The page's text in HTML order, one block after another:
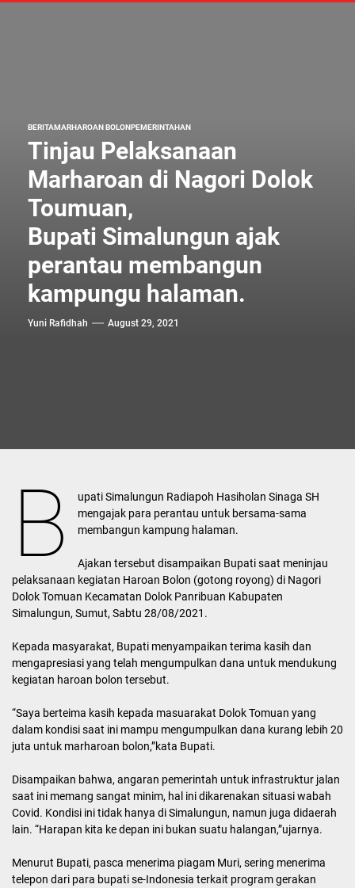
BERITAMARHAROAN BOLONPEMERINTAHAN
Tinjau Pelaksanaan
Marharoan di Nagori Dolok
Toumuan,
Bupati Simalungun ajak
perantau membangun
kampungu halaman.
Yuni Rafidhah August 29, 2021
B
upati Simalungun Radiapoh Hasiholan Sinaga SH
mengajak para perantau untuk bersama-sama
membangun kampung halaman.
Ajakan tersebut disampaikan Bupati saat meninjau
pelaksanaan kegiatan Haroan Bolon (gotong royong) di Nagori
Dolok Tomuan Kecamatan Dolok Panribuan Kabupaten
Simalungun, Sumut, Sabtu 28/08/2021.
Kepada masyarakat, Bupati menyampaikan terima kasih dan
mengapresiasi yang telah mengumpulkan dana untuk mendukung
kegiatan haroan bolon tersebut.
“Saya berteima kasih kepada masuarakat Dolok Tomuan yang
dalam kondisi saat ini mampu mengumpulkan dana kurang lebih 20
juta untuk marharoan bolon,”kata Bupati.
Disampaikan bahwa, angaran pemerintah untuk infrastruktur jalan
saat ini memang sangat minim, hal ini dikarenakan situasi wabah
Covid. Kondisi ini tidak hanya di Simalungun, namun juga didaerah
lain. “Harapan kita ke depan ini bukan suatu halangan,”ujarnya.
Menurut Bupati, pasca menerima piagam Muri, sering menerima
telepon dari para bupati se-Indonesia terkait program gerakan